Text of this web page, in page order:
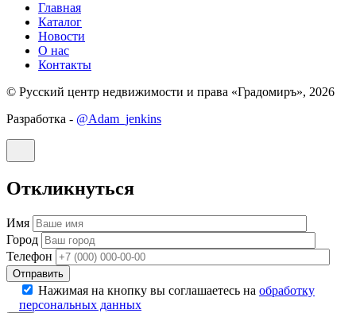
Главная
Каталог
Новости
О нас
Контакты
© Русский центр недвижимости и права «Градомиръ», 2026
Разработка - @Adam_jenkins
Откликнуться
Имя
Город
Телефон
Отправить
Нажимая на кнопку вы соглашаетесь на обработку
персональных данных